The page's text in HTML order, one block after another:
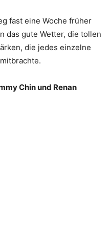
fast eine Woche früher
das gute Wetter, die tollen
die jedes einzelne
Chin und Renan